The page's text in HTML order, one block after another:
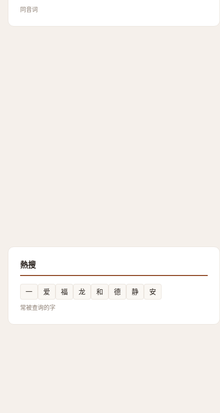
同音词
熱搜
一 爱 福 龙 和 德 静 安
常被查询的字